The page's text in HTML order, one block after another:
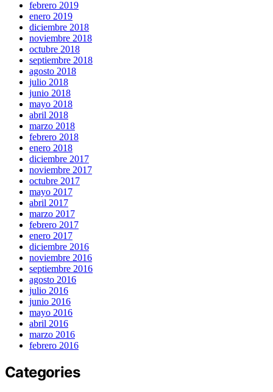
febrero 2019
enero 2019
diciembre 2018
noviembre 2018
octubre 2018
septiembre 2018
agosto 2018
julio 2018
junio 2018
mayo 2018
abril 2018
marzo 2018
febrero 2018
enero 2018
diciembre 2017
noviembre 2017
octubre 2017
mayo 2017
abril 2017
marzo 2017
febrero 2017
enero 2017
diciembre 2016
noviembre 2016
septiembre 2016
agosto 2016
julio 2016
junio 2016
mayo 2016
abril 2016
marzo 2016
febrero 2016
Categories